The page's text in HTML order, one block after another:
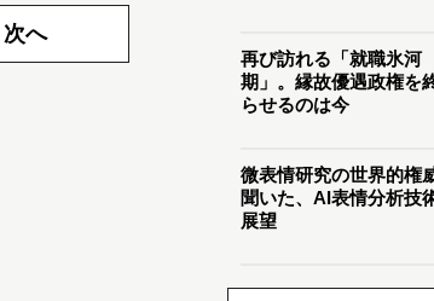
次へ
再び訪れる「就職氷河
期」。縁故優遇政権を
らせるのは今
微表情研究の世界的権
聞いた、AI表情分析技
展望